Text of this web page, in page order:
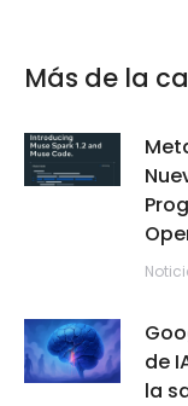
Más de la
de
la